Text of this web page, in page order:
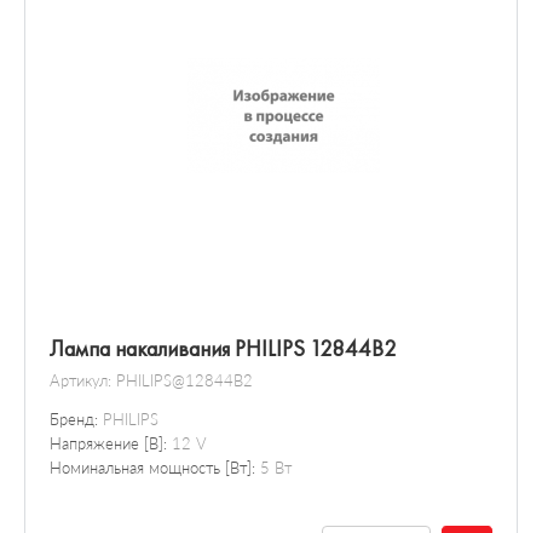
Лампа накаливания PHILIPS 12844B2
Артикул: PHILIPS@12844B2
Бренд: PHILIPS
Напряжение [В]: 12 V
Номинальная мощность [Вт]: 5 Вт